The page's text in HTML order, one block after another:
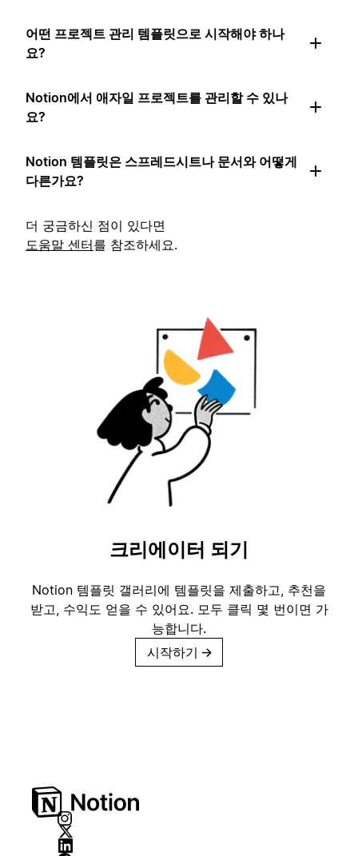
어떤 프로젝트 관리 템플릿으로 시작해야 하나
요?
Notion에서 애자일 프로젝트를 관리할 수 있나
요?
Notion 템플릿은 스프레드시트나 문서와 어떻게
다른가요?
더 궁금하신 점이 있다면
도움말 센터를 참조하세요.
크리에이터 되기
Notion 템플릿 갤러리에 템플릿을 제출하고, 추천을
받고, 수익도 얻을 수 있어요. 모두 클릭 몇 번이면 가
능합니다.
시작하기 →